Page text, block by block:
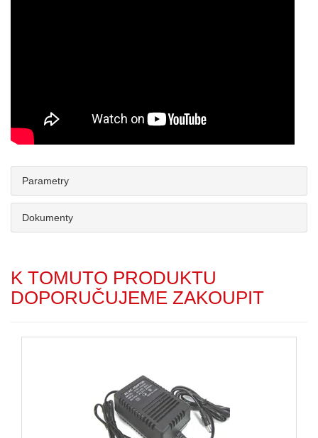
Parametry
Dokumenty
K TOMUTO PRODUKTU
DOPORUČUJEME ZAKOUPIT